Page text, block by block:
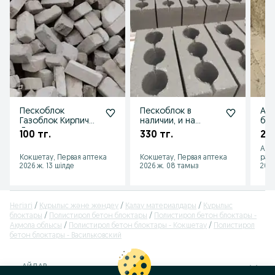
Пескоблок
Газоблок Кирпич
Двери железные
100 тг.
Кокшетау, Первая аптека
2026 ж. 13 шілде
Пескоблок в
наличии, и на
заказ, самовывоз
330 тг.
Кокшетау, Первая аптека
2026 ж. 08 тамыз
2
Негізгі Құрылыс және жөндеу Қалау материалдары
Құрылыс
блоктары
Полистирол бетон блоктары
Полистирол бетон блоктары -
Ақмола облысы
Полистирол бетон блоктары - Кокшетау
Полистирол
бетон блоктары - Васильковский
АЙДАР